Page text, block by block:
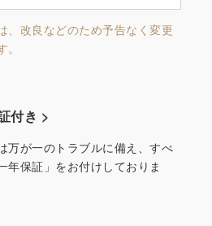
、改良などのため予告なく変更
付き >
万が一のトラブルに備え、すべ
年保証」をお付けしておりま